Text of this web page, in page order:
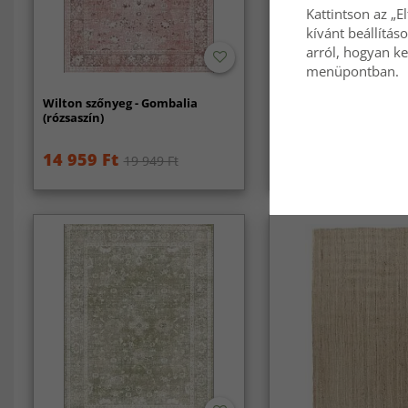
Wilton szőnyeg - Gombalia
(rózsaszín)
14 959 Ft 19 949 Ft
Kattintson az
kívánt
arról, hogyan
menüpontban.